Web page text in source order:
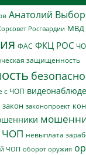
Анатолий
Росгвардии МВД
ФАС ФКЦ РОС
защищенность
с ЧОП
закон законопроект
ЧОП невыплата
ЧОП оборот оружия